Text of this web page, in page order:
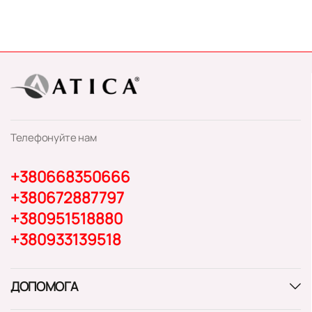
Телефонуйте нам
+380668350666
+380672887797
+380951518880
+380933139518
ДОПОМОГА